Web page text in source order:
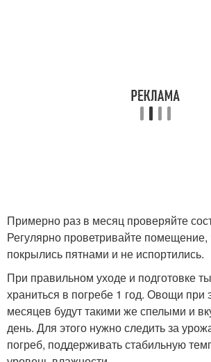
Примерно раз в месяц проверяйте
Регулярно проветривайте
покрылись пятнами и не испортились.
При правильном уходе и подготовке
храниться в погребе 1 год. Овощи при
месяцев будут такими же спелыми и
день. Для этого нужно следить за
погреб, поддерживать стабильную